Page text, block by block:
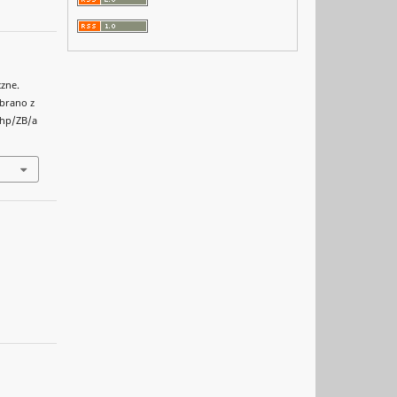
z
ZB/a